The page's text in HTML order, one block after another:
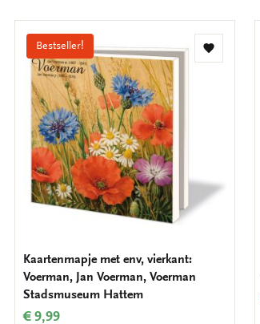
Bestseller!
Toevoegen
Kaartenmapje met env, vierkant:
Voerman, Jan Voerman, Voerman
Stadsmuseum Hattem
€ 9,99